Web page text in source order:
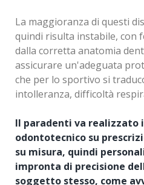
Tra le valutazioni
la cariosità diffusa
la valutazione dei denti del
la valutazione di denti
la valutazione dell’osso
la ricerca di granulomi o
TAC cone Beam 3D
La maggioranza di questi
quindi risulta instabile, con
dalla corretta anatomia
assicurare un'adeguata
che per lo sportivo si
intolleranza, difficoltà
Il paradenti va realizzato
odontotecnico su
su misura, quindi
impronta di precisione
soggetto stesso, come